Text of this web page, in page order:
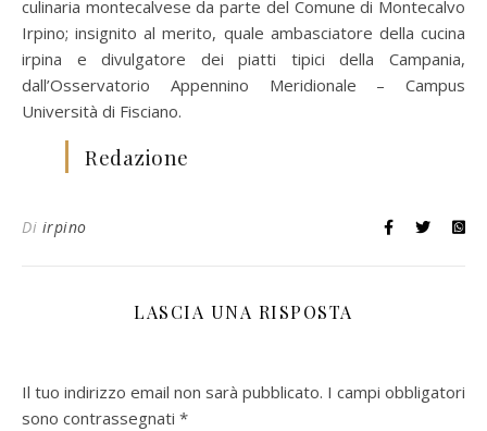
culinaria montecalvese da parte del Comune di Montecalvo
Irpino; insignito al merito, quale ambasciatore della cucina
irpina e divulgatore dei piatti tipici della Campania,
dall’Osservatorio Appennino Meridionale – Campus
Università di Fisciano.
Redazione
Di irpino
LASCIA UNA RISPOSTA
Il tuo indirizzo email non sarà pubblicato. I campi obbligatori
sono contrassegnati *